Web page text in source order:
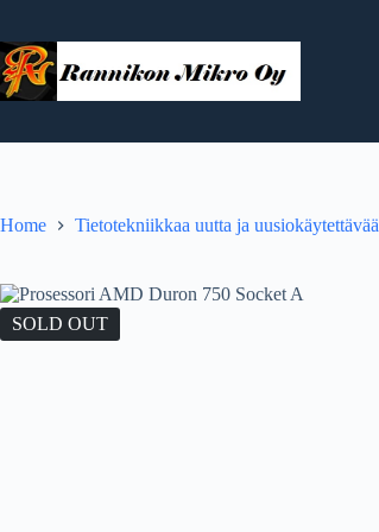
content
Home Tietotekniikkaa uutta ja uusiokäytettävää
SOLD OUT